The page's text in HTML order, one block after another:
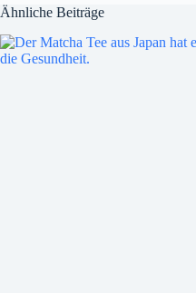
Ähnliche Beiträge